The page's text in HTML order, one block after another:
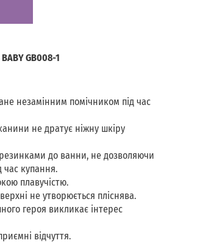
GB008-1
незамінним помічником під час
не дратує ніжну шкіру
до ванни, не дозволяючи
час купання.
плавучістю.
не утворюється пліснява.
героя викликає інтерес
відчуття.